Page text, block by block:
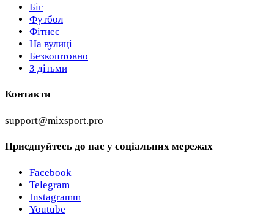
Біг
Футбол
Фітнес
На вулиці
Безкоштовно
З дітьми
Контакти
support@mixsport.pro
Приєднуйтесь до нас у соціальних мережах
Facebook
Telegram
Instagramm
Youtube